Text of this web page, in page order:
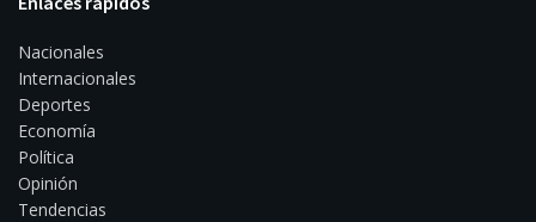
Nacionales
Internacionales
Deportes
Economía
Política
Opinión
Tendencias